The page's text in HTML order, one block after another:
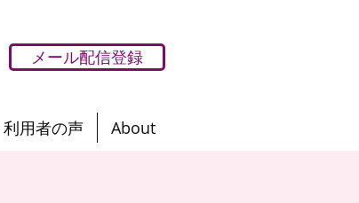
メール配信登録
利用者の声 About